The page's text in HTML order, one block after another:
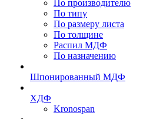
По производителю
По типу
По размеру листа
По толщине
Распил МДФ
По назначению
Шпонированный МДФ
ХДФ
Kronospan